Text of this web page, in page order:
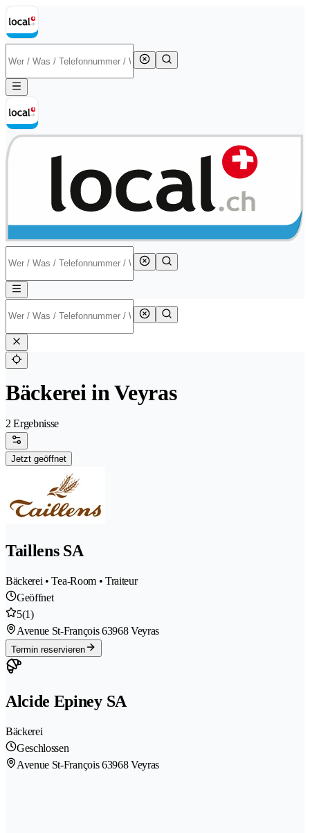
Bäckerei in Veyras
2 Ergebnisse
Jetzt geöffnet
Taillens SA
Bäckerei • Tea-Room • Traiteur
Geöffnet
5(1)
Avenue St-François 63968 Veyras
Termin reservieren
Alcide Epiney SA
Bäckerei
Geschlossen
Avenue St-François 63968 Veyras